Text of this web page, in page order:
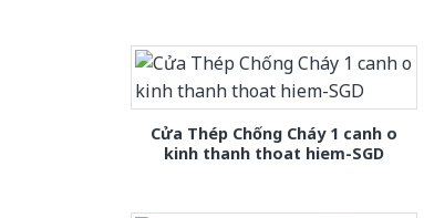
Cửa Thép Chống Cháy 1 canh o
kinh thanh thoat hiem-SGD